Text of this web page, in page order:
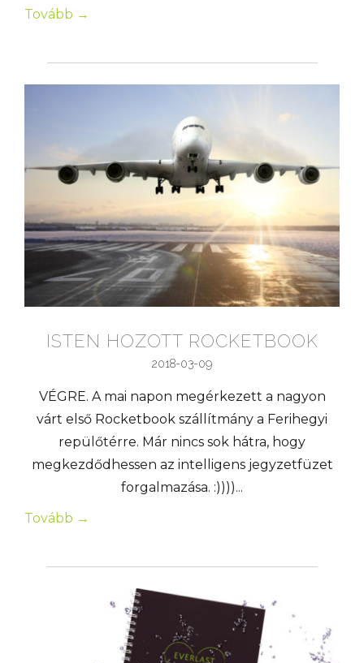
Tovább →
ISTEN HOZOTT ROCKETBOOK
2018-03-09
VÉGRE. A mai napon megérkezett a nagyon
várt első Rocketbook szállítmány a Ferihegyi
repülőtérre. Már nincs sok hátra, hogy
megkezdődhessen az intelligens jegyzetfüzet
forgalmazása. :))))...
Tovább →